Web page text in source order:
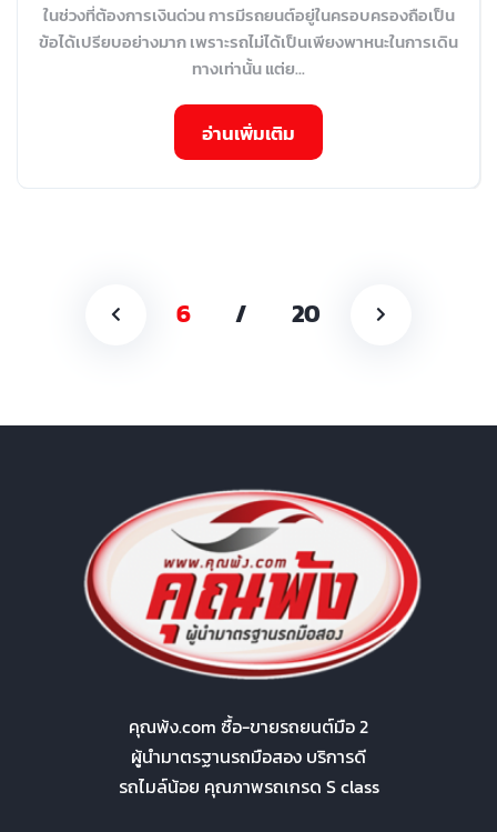
ในช่วงที่ต้องการเงินด่วน การมีรถยนต์อยู่ในครอบครองถือเป็น
ข้อได้เปรียบอย่างมาก เพราะรถไม่ได้เป็นเพียงพาหนะในการเดิน
ทางเท่านั้น แต่ย...
อ่านเพิ่มเติม
6 / 20
คุณพ้ง.com ซื้อ-ขายรถยนต์มือ 2
ผู้นำมาตรฐานรถมือสอง บริการดี
รถไมล์น้อย คุณภาพรถเกรด S class